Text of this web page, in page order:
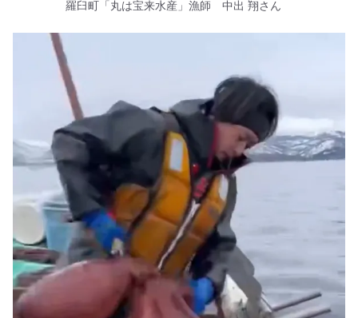
羅臼町「丸は宝来水産」漁師 中出 翔さん